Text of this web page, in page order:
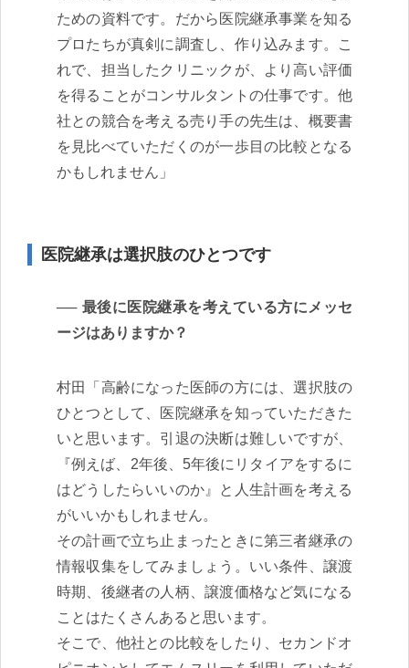
ための資料です。だから医院継承事業を知る
プロたちが真剣に調査し、作り込みます。こ
れで、担当したクリニックが、より高い評価
を得ることがコンサルタントの仕事です。他
社との競合を考える売り手の先生は、概要書
を見比べていただくのが一歩目の比較となる
かもしれません」
医院継承は選択肢のひとつです
最後に医院継承を考えている方にメッセ
ージはありますか？
村田「高齢になった医師の方には、選択肢の
ひとつとして、医院継承を知っていただきた
いと思います。引退の決断は難しいですが、
『例えば、2年後、5年後にリタイアをするに
はどうしたらいいのか』と人生計画を考える
がいいかもしれません。
その計画で立ち止まったときに第三者継承の
情報収集をしてみましょう。いい条件、譲渡
時期、後継者の人柄、譲渡価格など気になる
ことはたくさんあると思います。
そこで、他社との比較をしたり、セカンドオ